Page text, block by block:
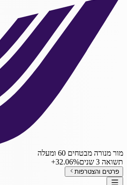
מור מנורה מבטחים 60 ומעלה
תשואה 3 שנים
‎+32.06%
פרטים והצטרפות